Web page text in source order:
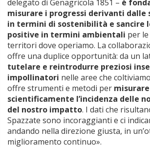
delegato di Genagricola 1851 – è
misurare i progressi derivanti dalle
in termini di sostenibilità e sancire
positive in termini ambientali per
territori dove operiamo. La
offre una duplice opportunità: da un
tutelare e reintrodurre preziosi
impollinatori nelle aree che
offre strumenti e metodi per misurare
scientificamente l’incidenza delle
del nostro impatto. I dati che
Spazzate sono incoraggianti e ci
andando nella direzione giusta, in
miglioramento continuo».